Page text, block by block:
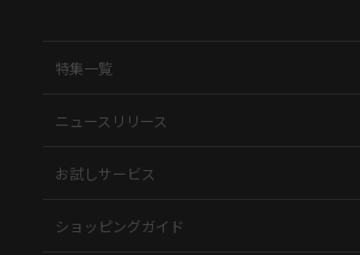
特集一覧
ニュースリリース
お試しサービス
ショッピングガイド